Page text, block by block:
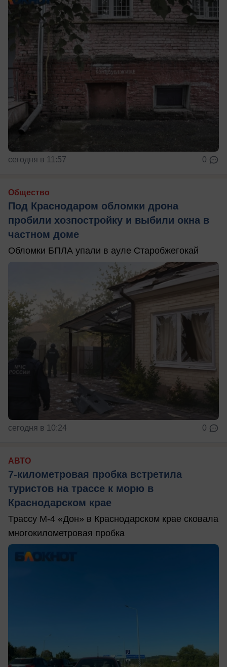
сегодня в 11:57 0
Общество
Под Краснодаром обломки дрона
пробили хозпостройку и выбили окна в
частном доме
Обломки БПЛА упали в ауле Старобжегокай
сегодня в 10:24 0
АВТО
7-километровая пробка встретила
туристов на трассе к морю в
Краснодарском крае
Трассу М-4 «Дон» в Краснодарском крае сковала
многокилометровая пробка